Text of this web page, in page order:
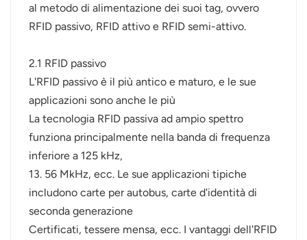
al metodo di alimentazione dei suoi tag, ovvero
RFID passivo, RFID attivo e RFID semi-attivo.
2.1 RFID passivo
L'RFID passivo è il più antico e maturo, e le sue
applicazioni sono anche le più
La tecnologia RFID passiva ad ampio spettro
funziona principalmente nella banda di frequenza
inferiore a 125 kHz,
13. 56 MkHz, ecc. Le sue applicazioni tipiche
includono carte per autobus, carte d'identità di
seconda generazione
Certificati, tessere mensa, ecc. I vantaggi dell'RFID